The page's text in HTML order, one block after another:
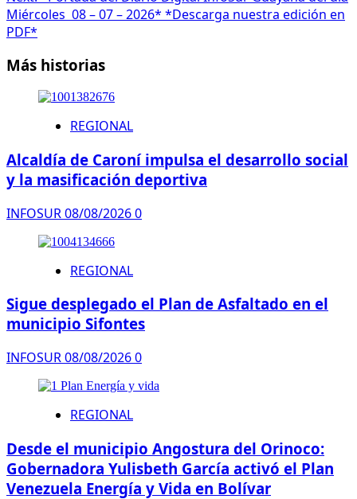
Miércoles 08 – 07 – 2026* *Descarga nuestra edición en
PDF*
Más historias
REGIONAL
Alcaldía de Caroní impulsa el desarrollo social
y la masificación deportiva
INFOSUR08/08/20260
REGIONAL
Sigue desplegado el Plan de Asfaltado en el
municipio Sifontes
INFOSUR08/08/20260
REGIONAL
Desde el municipio Angostura del Orinoco:
Gobernadora Yulisbeth García activó el Plan
Venezuela Energía y Vida en Bolívar